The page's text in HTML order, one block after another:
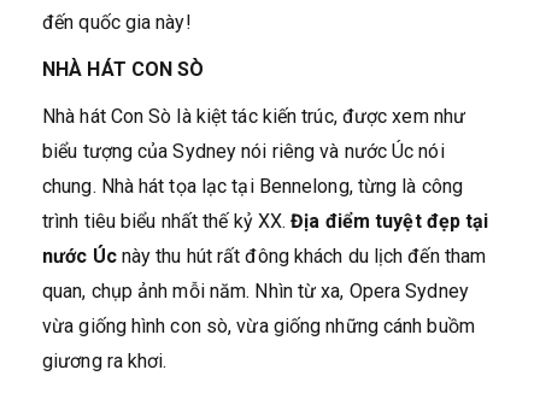
đến quốc gia này!
NHÀ HÁT CON SÒ
Nhà hát Con Sò là kiệt tác kiến trúc, được xem như
biểu tượng của Sydney nói riêng và nước Úc nói
chung. Nhà hát tọa lạc tại Bennelong, từng là công
trình tiêu biểu nhất thế kỷ XX. Địa điểm tuyệt đẹp tại
nước Úcnày thu hút rất đông khách du lịch đến tham
quan, chụp ảnh mỗi năm. Nhìn từ xa, Opera Sydney
vừa giống hình con sò, vừa giống những cánh buồm
giương ra khơi.